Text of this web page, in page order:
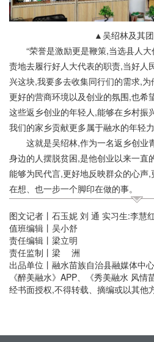
▲吴绍林及其团
“荣誉是激励更是鞭策,当选县人
责地去履行好人大代表的职责,当好人
兴这块,我要多去收集同行们的需求,
更好的营商环境以及创业的氛围,也希
这些返乡创业的年轻人,能够在乡村振
我们的家乡贡献更多属于融水的年轻力
这就是吴绍林,作为一名返乡创业
身边的人摆脱贫困,是他创业以来一直
能够为民代言,更好地反映群众的心声
在想、也一步一个脚印在做的事。
图文记者丨石玉妮 刘 通 实习生:李慧
值班编辑丨吴小舒
责任编辑丨梁立明
责任监制丨梁 洲
出品单位丨融水苗族自治县融媒体中心
《醉美融水》APP、《秀美融水 风
经书面授权,不得转载、摘编或以其他